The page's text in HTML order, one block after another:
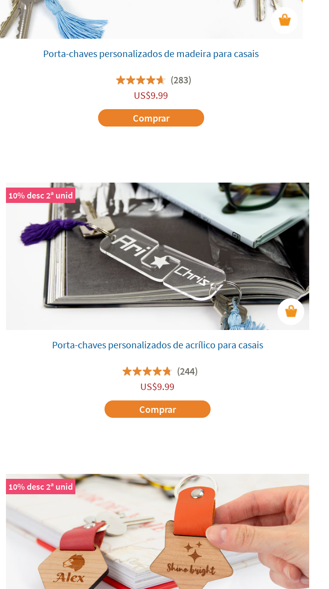
Porta-chaves personalizados de madeira para casais
(283)
US$9.99
Comprar
10% desc 2ª unid
Porta-chaves personalizados de acrílico para casais
(244)
US$9.99
Comprar
10% desc 2ª unid